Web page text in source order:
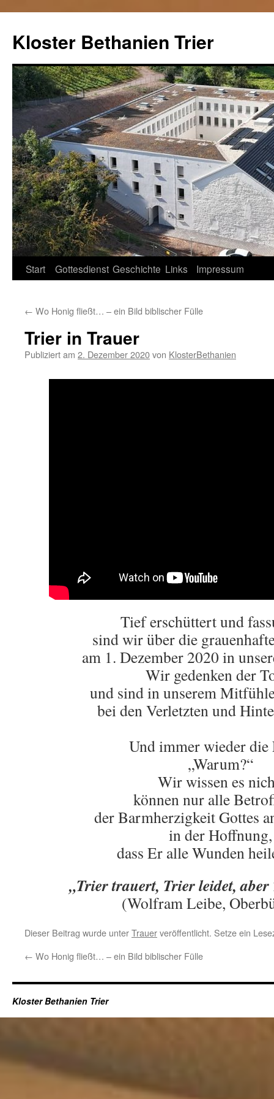
Kloster Bethanien Trier
Springe
Inhalt
Start Gottesdienst Geschichte Links Impressum
← Wo Honig fließt… – ein Bild biblischer Fülle
Trier in Trauer
Publiziert am 2. Dezember 2020von KlosterBethanien
Tief erschüttert und
sind wir über die
am 1. Dezember 2020 in
Wir gedenken der
und sind in unserem
bei den Verletzten und
Und immer wieder die
„Warum?“
Wir wissen es
können nur alle
der Barmherzigkeit Gottes
in der Hoffnung,
dass Er alle Wunden
„Trier trauert, Trier leidet,
(Wolfram Leibe,
Dieser Beitrag wurde unterTrauerveröffentlicht. Setze ein
← Wo Honig fließt… – ein Bild biblischer Fülle
Kloster Bethanien Trier